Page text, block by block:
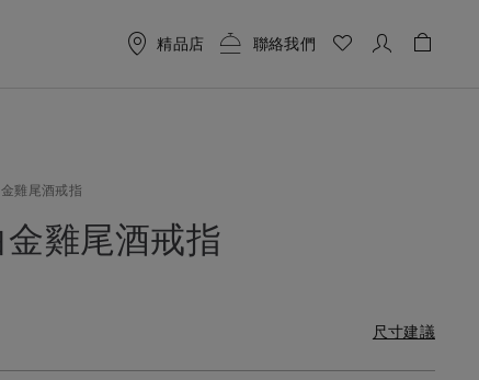
精品店 聯絡我們
雞尾酒戒指
金雞尾酒戒指
尺寸建議